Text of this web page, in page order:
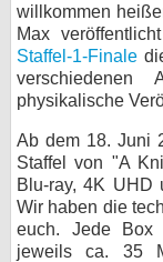
willkommen
Max
Staffel-1-Finale
physikalische
Ab dem 18. Juni
Staffel von "A
Blu-ray, 4K UHD
Wir haben die
euch. Jede Box
jeweils ca. 35